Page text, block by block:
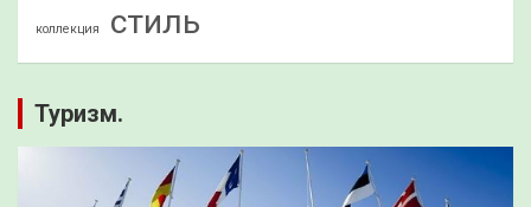
коллекция стиль
Туризм.